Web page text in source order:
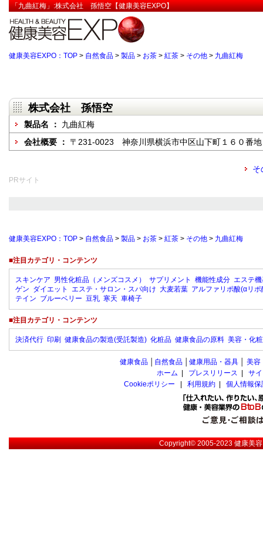
「九曲紅梅」:株式会社 孫悟空【健康美容EXPO】
健康美容EXPO：TOP > 自然食品 > 製品 > お茶 > 紅茶 > その他 > 九曲紅梅
株式会社 孫悟空
製品名 ： 九曲紅梅
会社概要 ： 〒231-0023 神奈川県横浜市中区山下町１６０番地
そ
PRサイト
健康美容EXPO：TOP > 自然食品 > 製品 > お茶 > 紅茶 > その他 > 九曲紅梅
■注目カテゴリ・コンテンツ
スキンケア 男性化粧品（メンズコスメ） サプリメント 機能性成分 エステ
ゲン ダイエット エステ・サロン・スパ向け 大麦若葉 アルファリポ酸(αリポ
テイン ブルーベリー 豆乳 寒天 車椅子
■注目カテゴリ・コンテンツ
決済代行 印刷 健康食品の製造(受託製造) 化粧品 健康食品の原料 美容・化
健康食品 自然食品 健康用品・器具 美容
ホーム
プレスリリース
サ
Cookieポリシー
利用規約 個人情報
Copyright© 2005-2023健康美